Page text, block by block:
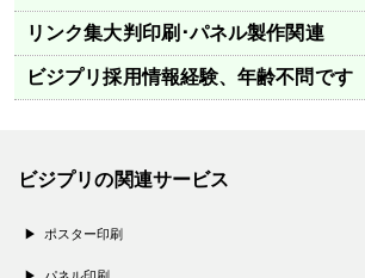
リンク集大判印刷･パネル製作関連
ビジプリ採用情報経験、年齢不問です
ビジプリの関連サービス
ポスター印刷